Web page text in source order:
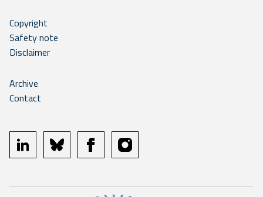
Copyright
Safety note
Disclaimer
Archive
Contact
linkedin bluesky facebookinstagram